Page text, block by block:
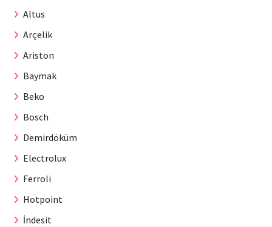
Altus
Arçelik
Ariston
Baymak
Beko
Bosch
Demirdöküm
Electrolux
Ferroli
Hotpoint
İndesit